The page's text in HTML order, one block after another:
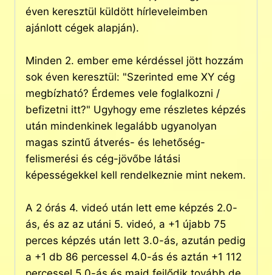
éven keresztül küldött hírleveleimben
ajánlott cégek alapján).
Minden 2. ember eme kérdéssel jött hozzám
sok éven keresztül: "Szerinted eme XY cég
megbízható? Érdemes vele foglalkozni /
befizetni itt?" Ugyhogy eme részletes képzés
után mindenkinek legalább ugyanolyan
magas szintű átverés- és lehetőség-
felismerési és cég-jövőbe látási
képességekkel kell rendelkeznie mint nekem.
A 2 órás 4. videó után lett eme képzés 2.0-
ás, és az az utáni 5. videó, a +1 újabb 75
perces képzés után lett 3.0-ás, azután pedig
a +1 db 86 percessel 4.0-ás és aztán +1 112